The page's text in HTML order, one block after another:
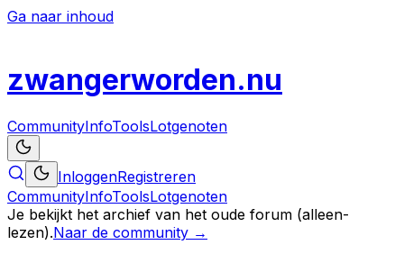
Ga naar inhoud
zwangerworden.nu
CommunityInfoToolsLotgenoten
InloggenRegistreren
CommunityInfoToolsLotgenoten
Je bekijkt het archief van het oude forum (alleen-
lezen).Naar de community →